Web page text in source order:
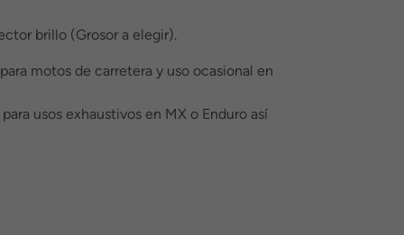
brillo (Grosor a elegir).
motos de carretera y uso ocasional en
usos exhaustivos en MX o Enduro así